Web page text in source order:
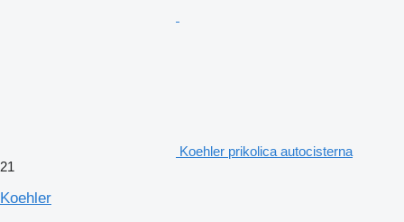
Koehler prikolica autocisterna
21
Koehler